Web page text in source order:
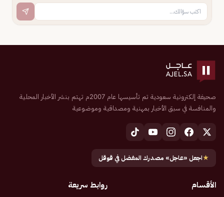
صحيفة إلكترونية سعودية تم تأسيسها عام 2007م تهتم بنشر الأخبار المحلية
والمنافسة في سبق الأخبار بمهنية ومصداقية وموضوعية
★اجعل «عاجل» مصدرك المفضل في قوقل
الأقسام روابط سريعة